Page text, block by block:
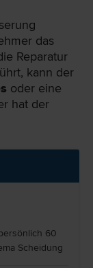
das
Reparatur
kann der
oder eine
hat der
60
Scheidung